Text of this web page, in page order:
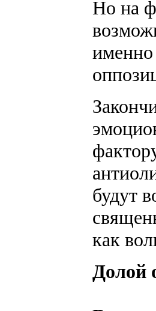
Но на
именно
будут
как
Долой